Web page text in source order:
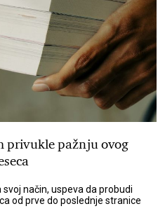
privukle pažnju ovog
način, uspeva da probudi
od prve do poslednje stranice